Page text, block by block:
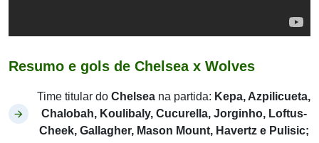
Resumo e gols de Chelsea x Wolves
Time titular do Chelsea na partida: Kepa, Azpilicueta,
Chalobah, Koulibaly, Cucurella, Jorginho, Loftus-
Cheek, Gallagher, Mason Mount, Havertz e Pulisic;